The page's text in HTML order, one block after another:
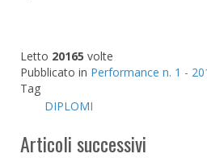
Letto 20165 volte
Pubblicato in Performance n. 1 -
Tag
DIPLOMI
Articoli successivi